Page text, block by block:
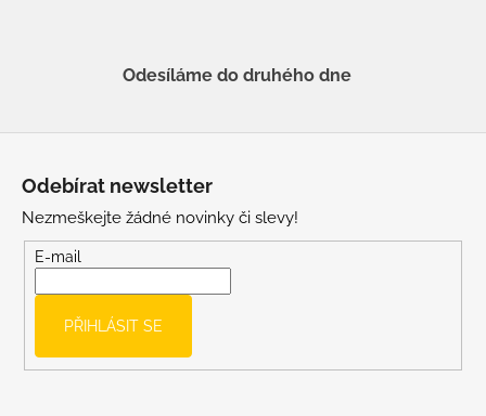
Odesíláme do druhého dne
Odebírat newsletter
Nezmeškejte žádné novinky či slevy!
E-mail
PŘIHLÁSIT SE